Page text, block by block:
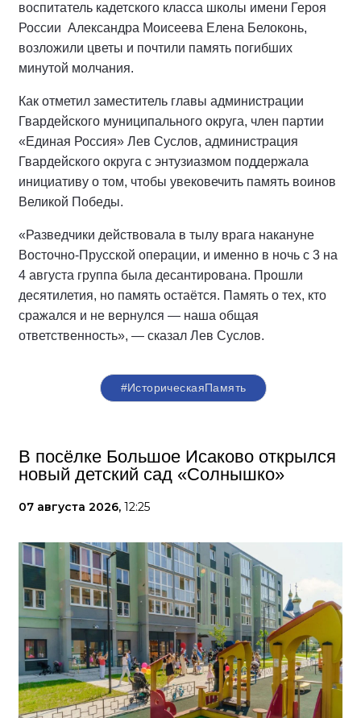
воспитатель кадетского класса школы имени Героя
России Александра Моисеева Елена Белоконь,
возложили цветы и почтили память погибших
минутой молчания.
Как отметил заместитель главы администрации
Гвардейского муниципального округа, член партии
«Единая Россия» Лев Суслов, администрация
Гвардейского округа с энтузиазмом поддержала
инициативу о том, чтобы увековечить память воинов
Великой Победы.
«Разведчики действовала в тылу врага накануне
Восточно-Прусской операции, и именно в ночь с 3 на
4 августа группа была десантирована. Прошли
десятилетия, но память остаётся. Память о тех, кто
сражался и не вернулся — наша общая
ответственность», — сказал Лев Суслов.
#ИсторическаяПамять
В посёлке Большое Исаково открылся
новый детский сад «Солнышко»
07 августа 2026, 12:25